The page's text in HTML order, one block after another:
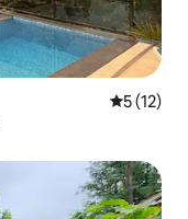
5 (12)